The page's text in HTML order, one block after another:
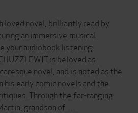
loved novel, brilliantly read by
an immersive musical
your audiobook listening
is beloved as
novel, and is noted as the
early comic novels and the
Through the far-ranging
grandson of …